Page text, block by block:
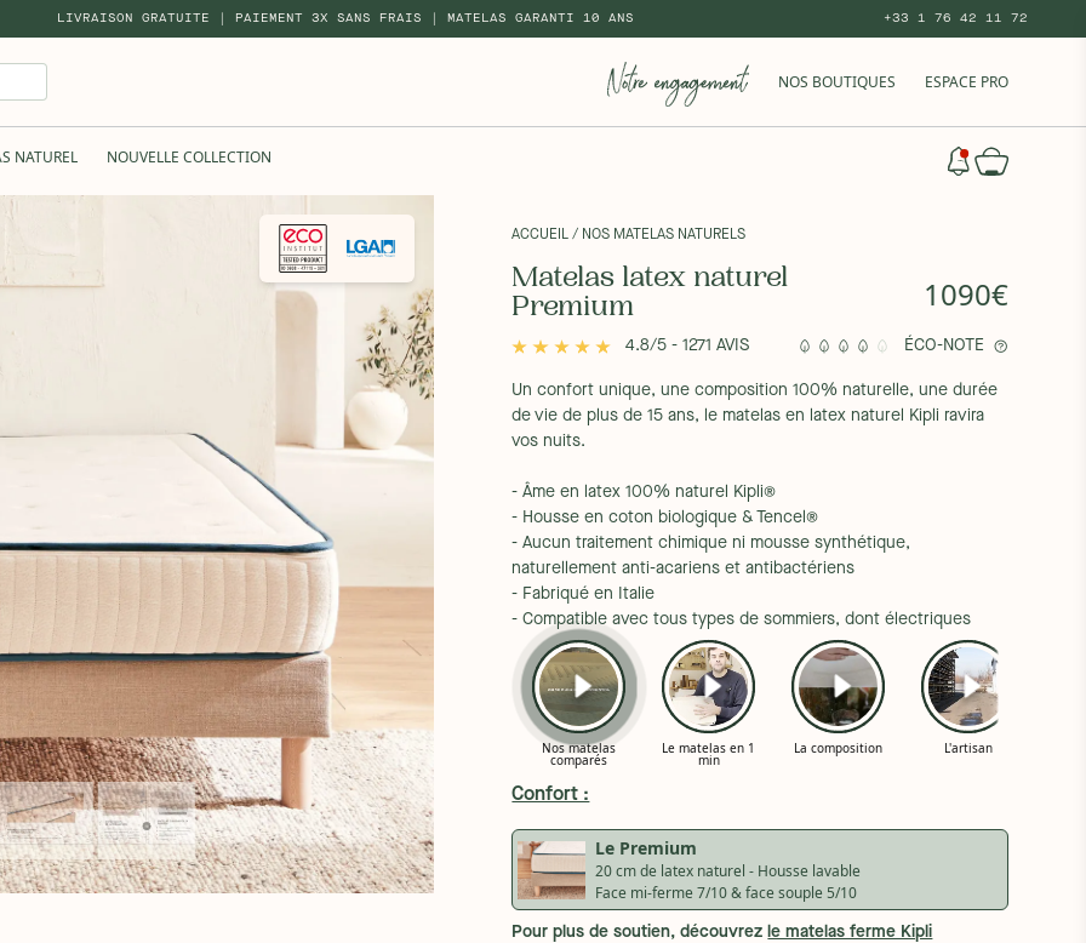
LIVRAISON GRATUITE | PAIEMENT 3X SANS FRAIS | MATELAS GARANTI 10 ANS +33 1 76 42 11 72
NOS BOUTIQUES ESPACE PRO
NATUREL NOUVELLE COLLECTION
ACCUEIL / NOS MATELAS NATURELS
Matelas latex naturel
Premium
1090€
4.8/5 - 1271 AVIS ÉCO-NOTE
Un confort unique, une composition 100% naturelle, une durée
de vie de plus de 15 ans, le matelas en latex naturel Kipli ravira
vos nuits.
- Âme en latex 100% naturel Kipli®
- Housse en coton biologique & Tencel®
- Aucun traitement chimique ni mousse synthétique,
naturellement anti-acariens et antibactériens
- Fabriqué en Italie
- Compatible avec tous types de sommiers, dont électriques
Confort :
Le Premium
20 cm de latex naturel - Housse lavable
Face mi-ferme 7/10 & face souple 5/10
Pour plus de soutien, découvrez le matelas ferme Kipli